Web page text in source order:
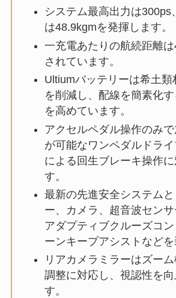
システム最高出力は300ps
は48.9kgmを発揮します。
一充電あたりの航続距離
されています。
Ultiumバッテリーは希土類
を削減し、配線を簡素化
を高めています。
アクセルペダル操作のみ
が可能なワンペダルドラ
による回生ブレーキ操作
す。
最新の先進安全システム
ー、カメラ、超音波センサ
アダプティブクルーズコ
ーンキープアシストなどを
リアカメラミラーはズー
調整に対応し、視認性を
す。